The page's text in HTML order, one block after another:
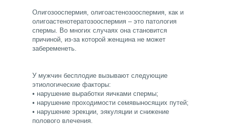
Олигозооспермия, олигоастенозооспермия, как и
олигоастенотератозооспермия – это патология
спермы. Во многих случаях она становится
причиной, из-за которой женщина не может
забеременеть.
У мужчин бесплодие вызывают следующие
этиологические факторы:
• нарушение выработки яичками спермы;
• нарушение проходимости семявыносящих путей;
• нарушение эрекции, эякуляции и снижение
полового влечения.